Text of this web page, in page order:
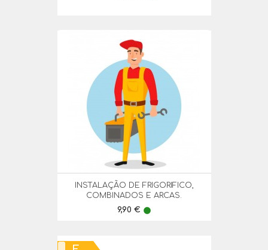
INSTALAÇÃO DE FRIGORIFICO,
COMBINADOS E ARCAS.
Preço
9,90 € lens